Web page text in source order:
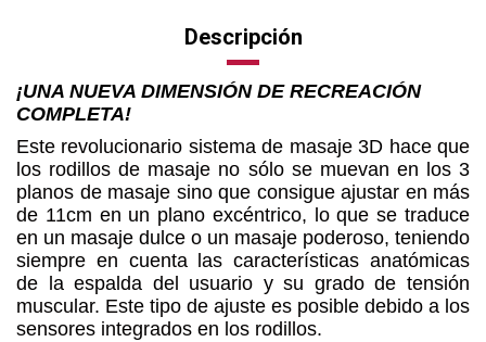
Descripción
¡UNA NUEVA DIMENSIÓN DE RECREACIÓN
COMPLETA!
Este revolucionario sistema de masaje 3D hace que
los rodillos de masaje no sólo se muevan en los 3
planos de masaje sino que consigue ajustar en más
de 11cm en un plano excéntrico, lo que se traduce
en un masaje dulce o un masaje poderoso, teniendo
siempre en cuenta las características anatómicas
de la espalda del usuario y su grado de tensión
muscular. Este tipo de ajuste es posible debido a los
sensores integrados en los rodillos.